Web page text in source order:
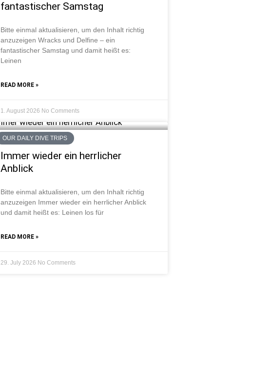
fantastischer Samstag
Bitte einmal aktualisieren, um den Inhalt richtig
anzuzeigen Wracks und Delfine – ein
fantastischer Samstag und damit heißt es:
Leinen
READ MORE »
1. August 2026 No Comments
OUR DAILY DIVE TRIPS
Immer wieder ein herrlicher
Anblick
Bitte einmal aktualisieren, um den Inhalt richtig
anzuzeigen Immer wieder ein herrlicher Anblick
und damit heißt es: Leinen los für
READ MORE »
29. July 2026 No Comments